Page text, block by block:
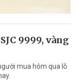
9999, vàng
mua hôm qua lỗ